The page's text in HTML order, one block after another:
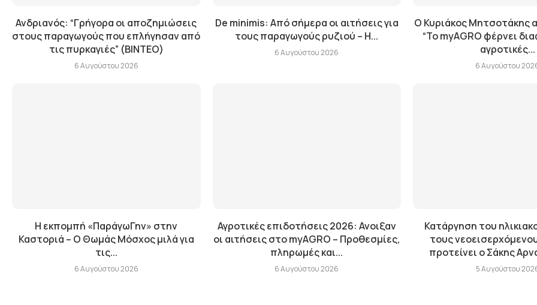
Ανδριανός: “Γρήγορα οι αποζημιώσεις
στους παραγωγούς που επλήγησαν από
τις πυρκαγιές” (BINTEO)
6 Αυγούστου 2026
De minimis: Από σήμερα οι αιτήσεις για
τους παραγωγούς ρυζιού – Η...
6 Αυγούστου 2026
Ο Κυριάκος Μητσοτάκης
“Το myAGRO φέρνει
αγροτικές...
6 Αυγούστου
Η εκπομπή «ΠαράγωΓην» στην
Καστοριά – Ο Θωμάς Μόσχος μιλά για
τις...
6 Αυγούστου 2026
Αγροτικές επιδοτήσεις 2026: Ανοιξαν
οι αιτήσεις στο myAGRO – Προθεσμίες,
πληρωμές και...
6 Αυγούστου 2026
Κατάργηση του
τους
προτείνει ο Σάκης
5 Αυγούστου